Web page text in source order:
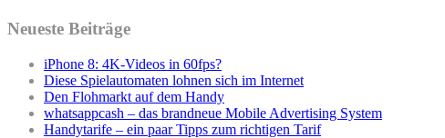
Neueste Beiträge
iPhone 8: 4K-Videos in 60fps?
Diese Spielautomaten lohnen sich im Internet
Den Flohmarkt auf dem Handy
whatsappcash – das brandneue Mobile Advertising System
Handytarife – ein paar Tipps zum richtigen Tarif